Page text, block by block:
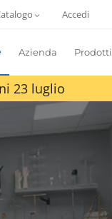
Accedi
Azienda Prodotti
23 luglio